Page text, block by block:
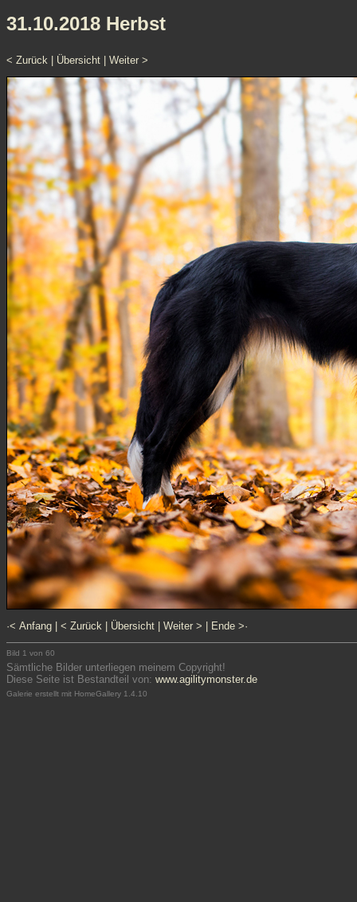
31.10.2018 Herbst
< Zurück Übersicht Weiter >
·< Anfang < Zurück Übersicht Weiter > Ende >·
Bild 1 von 60
Sämtliche Bilder unterliegen meinem Copyright!
Diese Seite ist Bestandteil von: www.agilitymonster.de
Galerie erstellt mit HomeGallery 1.4.10